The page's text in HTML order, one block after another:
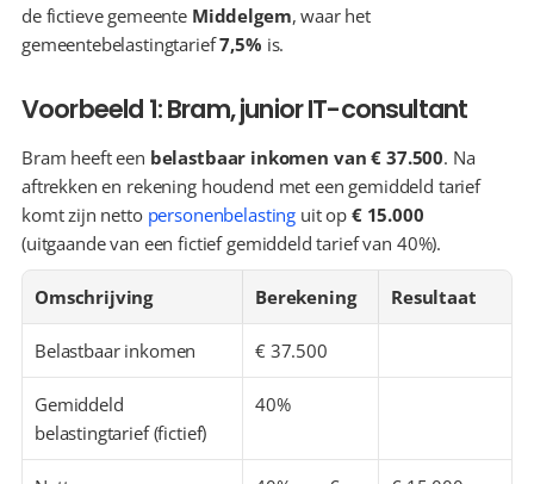
de fictieve gemeente Middelgem, waar het
gemeentebelastingtarief 7,5% is.
Voorbeeld 1: Bram, junior IT-consultant
Bram heeft een belastbaar inkomen van € 37.500. Na
aftrekken en rekening houdend met een gemiddeld tarief
komt zijn netto personenbelasting uit op € 15.000
(uitgaande van een fictief gemiddeld tarief van 40%).
Omschrijving Berekening Resultaat
Belastbaar inkomen € 37.500
Gemiddeld
belastingtarief (fictief)
40%